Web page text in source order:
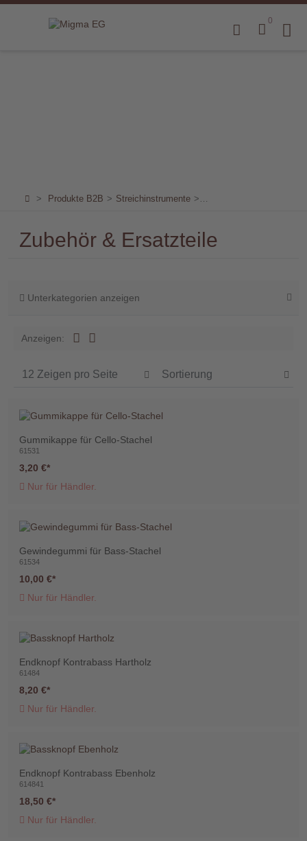
0
Über
Warenkorb
Benutzer-
2341
> Produkte B2B > Streichinstrumente > Zubehör & Bestandteile
Zubehör & Ersatzteile
Unterkategorien anzeigen
Anzeigen:
Gummikappe für Cello-Stachel
61531
3,20 €
Nur für Händler.
Gewindegummi für Bass-Stachel
61534
10,00 €
Nur für Händler.
Endknopf Kontrabass Hartholz
61484
8,20 €
Nur für Händler.
Endknopf Kontrabass Ebenholz
614841
18,50 €
Nur für Händler.